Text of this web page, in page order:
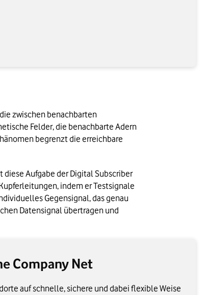
zwischen benachbarten
Felder, die benachbarte Adern
begrenzt die erreichbare
Aufgabe der Digital Subscriber
indem er Testsignale
Gegensignal, das genau
Datensignal übertragen und
Company Net
auf schnelle, sichere und dabei flexible Weise